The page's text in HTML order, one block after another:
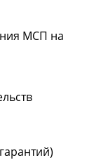
МСП на